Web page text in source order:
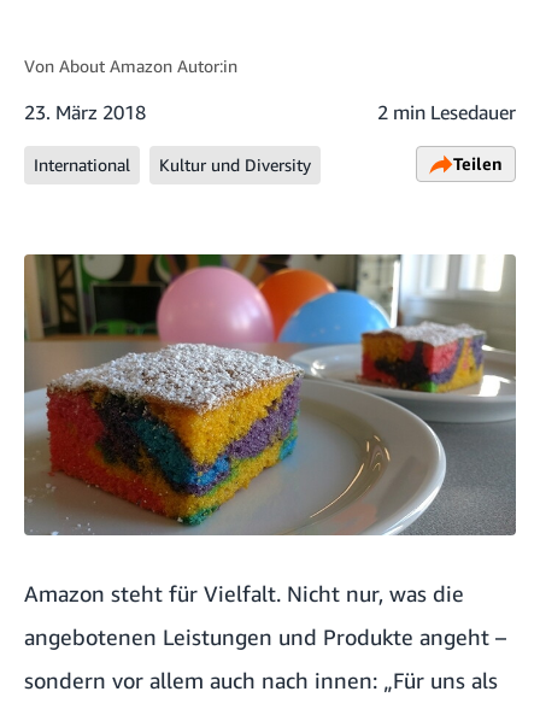
Von About Amazon Autor:in
23. März 2018 2 min Lesedauer
International Kultur und Diversity Teilen
Amazon steht für Vielfalt. Nicht nur, was die
angebotenen Leistungen und Produkte angeht –
sondern vor allem auch nach innen: „Für uns als